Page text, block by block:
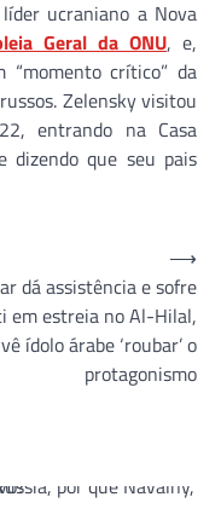
ucraniano a Nova
Geral da ONU, e,
“momento crítico” da
Zelensky visitou
entrando na Casa
dizendo que seu pais
dá assistência e sofre
em estreia no Al-Hilal,
ídolo árabe ‘roubar’ o
protagonismo
⟶